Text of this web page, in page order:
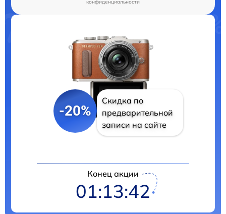
конфиденциальности
-20%
Скидка по
предварительной
записи на сайте
Конец акции
01:13:41